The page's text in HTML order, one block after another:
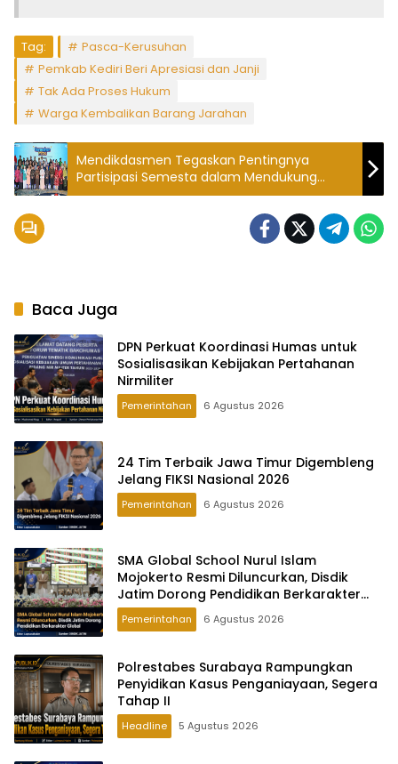
Tag:
Pasca-Kerusuhan
Pemkab Kediri Beri Apresiasi dan Janji
Tak Ada Proses Hukum
Warga Kembalikan Barang Jarahan
Mendikdasmen Tegaskan Pentingnya
Partisipasi Semesta dalam Mendukung
Partisipasi PAUD 2026
Baca Juga
DPN Perkuat Koordinasi Humas untuk
Sosialisasikan Kebijakan Pertahanan
Nirmiliter
Pemerintahan 6 Agustus 2026
24 Tim Terbaik Jawa Timur Digembleng
Jelang FIKSI Nasional 2026
Pemerintahan 6 Agustus 2026
SMA Global School Nurul Islam
Mojokerto Resmi Diluncurkan, Disdik
Jatim Dorong Pendidikan Berkarakter
Global
Pemerintahan 6 Agustus 2026
Polrestabes Surabaya Rampungkan
Penyidikan Kasus Penganiayaan, Segera
Tahap II
Headline 5 Agustus 2026